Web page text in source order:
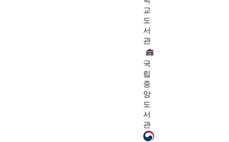
교
도
서
관
국
립
중
앙
도
서
관